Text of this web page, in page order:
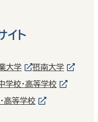
イト
大学 摂南大学
学校・高等学校
高等学校